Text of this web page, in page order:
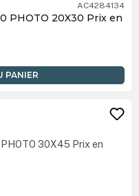
AC4284134
PHOTO 20X30 Prix en
PANIER